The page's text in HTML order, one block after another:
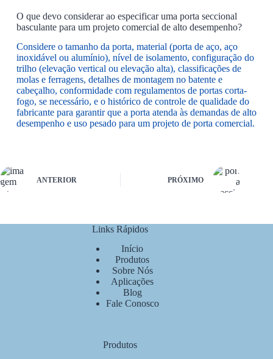
O que devo considerar ao especificar uma porta seccional
basculante para um projeto comercial de alto desempenho?
Considere o tamanho da porta, material (porta de aço, aço
inoxidável ou alumínio), nível de isolamento, configuração do
trilho (elevação vertical ou elevação alta), classificações de
molas e ferragens, detalhes de montagem no batente e
cabeçalho, conformidade com regulamentos de portas corta-
fogo, se necessário, e o histórico de controle de qualidade do
fabricante para garantir que a porta atenda às demandas de alto
desempenho e uso pesado para um projeto de porta comercial.
ANTERIOR PRÓXIMO
Links Rápidos
Início
Produtos
Sobre Nós
Aplicações
Blog
Fale Conosco
Produtos